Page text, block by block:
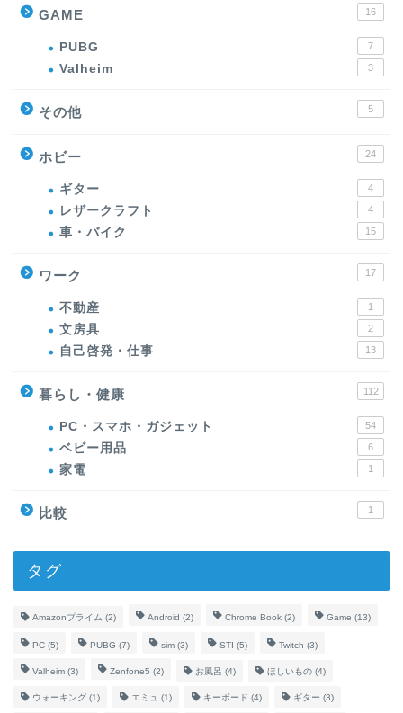
GAME 16
PUBG 7
Valheim 3
その他 5
ホビー 24
ギター 4
レザークラフト 4
車・バイク 15
ワーク 17
不動産 1
文房具 2
自己啓発・仕事 13
暮らし・健康 112
PC・スマホ・ガジェット 54
ベビー用品 6
家電 1
比較 1
タグ
Amazonプライム (2) Android (2) Chrome Book (2) Game (13)
PC (5) PUBG (7) sim (3) STI (5) Twitch (3)
Valheim (3) Zenfone5 (2) お風呂 (4) ほしいもの (4)
ウォーキング (1) エミュ (1) キーボード (4) ギター (3)